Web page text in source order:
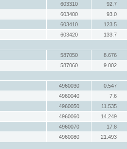
603310
92.7
603400
93.0
603410
123.5
603420
133.7
587050
8.676
587060
9.002
4960030
0.547
4960040
7.6
4960050
11.535
4960060
14.249
4960070
17.8
4960080
21.493